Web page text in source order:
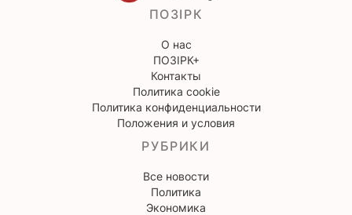
ПОЗІРК
О нас
ПОЗІРК+
Контакты
Политика cookie
Политика конфиденциальности
Положения и условия
РУБРИКИ
Все новости
Политика
Экономика